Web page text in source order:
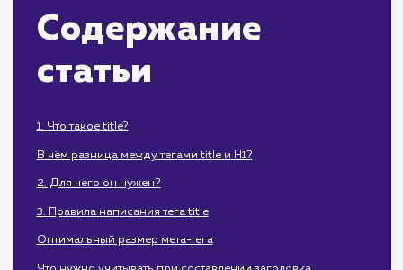
Содержание
статьи